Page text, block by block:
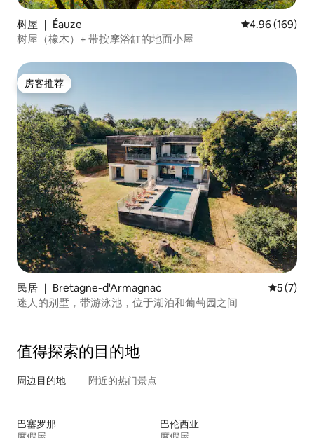
树屋 ｜ Éauze 平均评分 4.96
4.96 (169)
树屋（橡木）+ 带按摩浴缸的地面小屋
房客推荐
房客推荐
民居 ｜ Bretagne-d'Armagnac 平均评分
5 (7)
迷人的别墅，带游泳池，位于湖泊和葡萄园之间
值得探索的目的地
周边目的地 附近的热门景点
巴塞罗那
巴伦西亚